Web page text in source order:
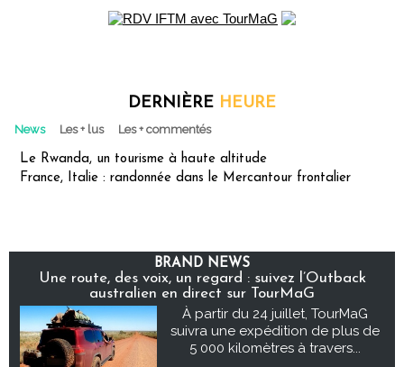
DERNIÈRE HEURE
News Les + lus Les + commentés
Le Rwanda, un tourisme à haute altitude
France, Italie : randonnée dans le Mercantour frontalier
BRAND NEWS
Une route, des voix, un regard : suivez l’Outback
australien en direct sur TourMaG
À partir du 24 juillet, TourMaG
suivra une expédition de plus de
5 000 kilomètres à travers...